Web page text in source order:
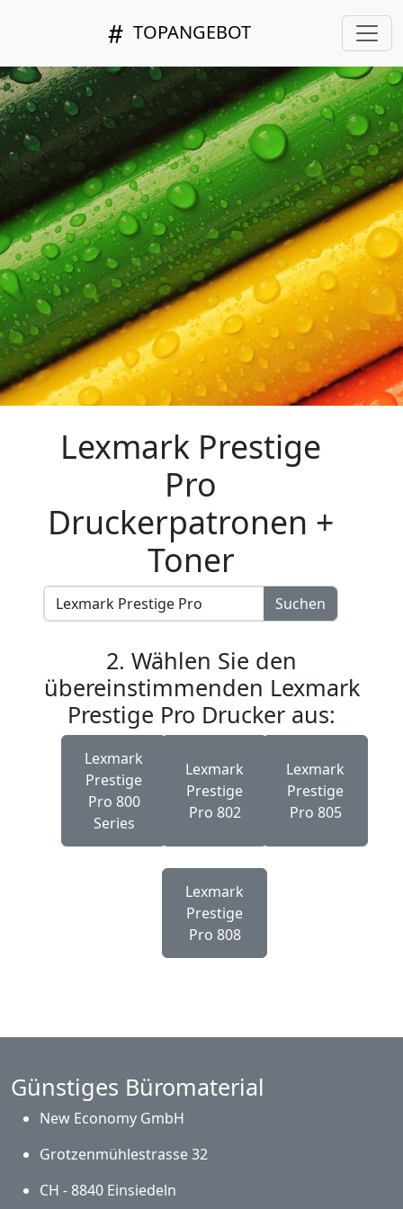
TOPANGEBOT
Lexmark Prestige
Pro
Druckerpatronen +
Toner
Suchen
2. Wählen Sie den
übereinstimmenden Lexmark
Prestige Pro Drucker aus:
Lexmark
Prestige
Pro 800
Series
Lexmark
Prestige
Pro 802
Lexmark
Prestige
Pro 805
Lexmark
Prestige
Pro 808
Günstiges Büromaterial
New Economy GmbH
Grotzenmühlestrasse 32
CH - 8840 Einsiedeln